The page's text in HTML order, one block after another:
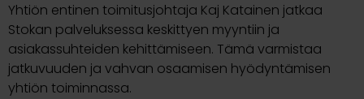
Yhtiön entinen toimitusjohtaja Kaj Katainen jatkaa
Stokan palveluksessa keskittyen myyntiin ja
asiakassuhteiden kehittämiseen. Tämä varmistaa
jatkuvuuden ja vahvan osaamisen hyödyntämisen
yhtiön toiminnassa.